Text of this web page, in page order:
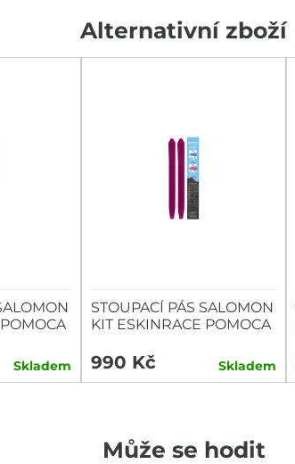
Alternativní zboží
Skladem
STOUPACÍ PÁS SALOMON
KIT ESKINRACE POMOCA
990 Kč Skladem
Může se hodit